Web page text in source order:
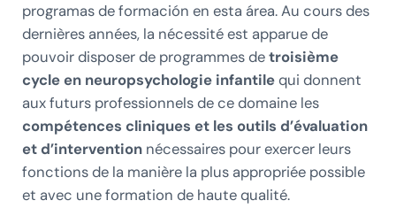
programas de formación en esta área. Au cours des
dernières années, la nécessité est apparue de
pouvoir disposer de programmes detroisième
cycle en neuropsychologie infantilequi donnent
aux futurs professionnels de ce domaine les
compétences cliniques et les outils d’évaluation
et d’interventionnécessaires pour exercer leurs
fonctions de la manière la plus appropriée possible
et avec une formation de haute qualité.